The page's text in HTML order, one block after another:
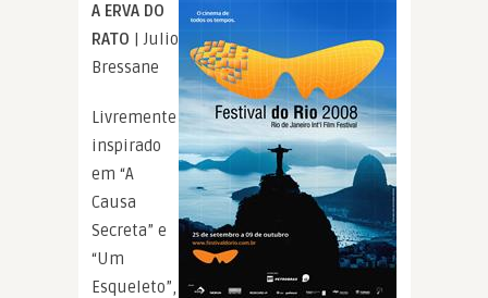
A ERVA DO
RATO | Julio
Bressane
Livremente
inspirado
em “A
Causa
Secreta” e
“Um
Esqueleto”,